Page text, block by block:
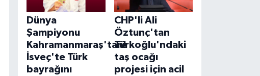
Dünya
Şampiyonu
Kahramanmaraş'tan!
İsveç'te Türk
bayrağını
CHP'li Ali
Öztunç'tan
Türkoğlu'ndaki
taş ocağı
projesi için acil